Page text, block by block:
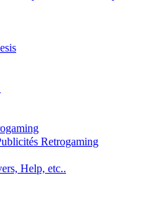
Retrogaming
Help, etc..